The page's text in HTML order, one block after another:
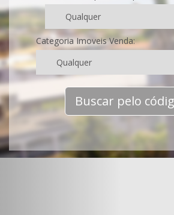
Categoria Imoveis Venda:
Buscar pelo